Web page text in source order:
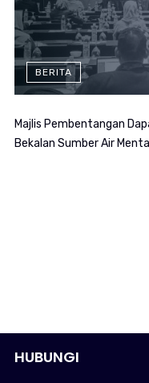
BERITA
Majlis Pembentangan
Bekalan Sumber Air
HUBUNGI